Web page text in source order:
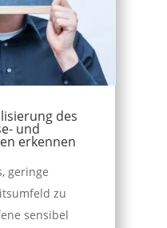
des
und
erkennen
geringe
zu
sensibel